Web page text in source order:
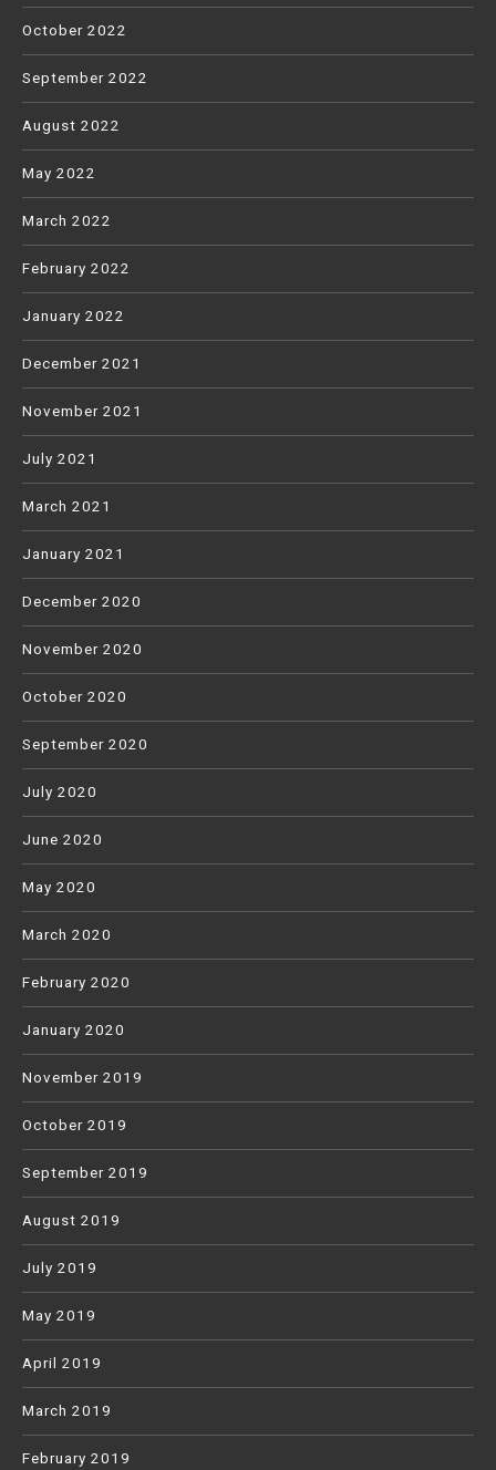
October 2022
September 2022
August 2022
May 2022
March 2022
February 2022
January 2022
December 2021
November 2021
July 2021
March 2021
January 2021
December 2020
November 2020
October 2020
September 2020
July 2020
June 2020
May 2020
March 2020
February 2020
January 2020
November 2019
October 2019
September 2019
August 2019
July 2019
May 2019
April 2019
March 2019
February 2019